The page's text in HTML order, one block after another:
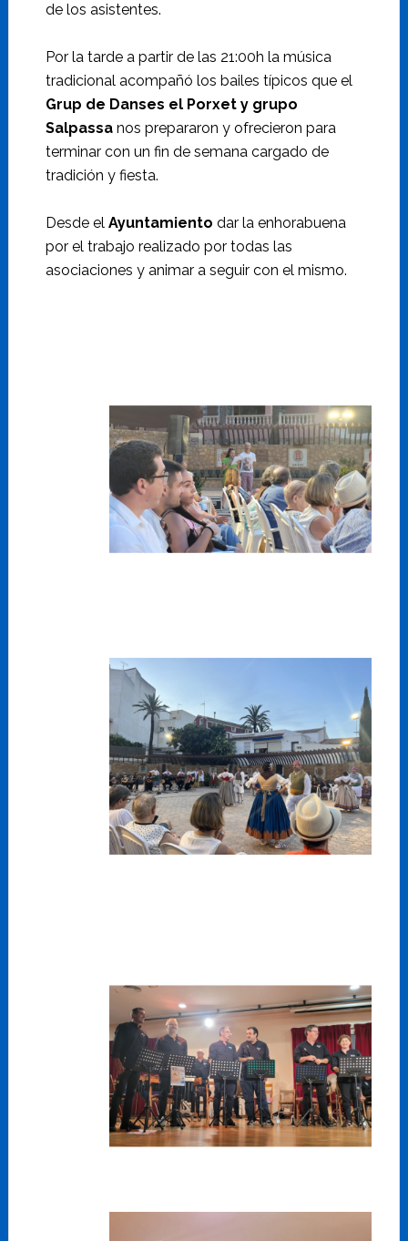
de los asistentes.
Por la tarde a partir de las 21:00h la música
tradicional acompañó los bailes típicos que el
Grup de Danses el Porxet y grupo
Salpassa nos prepararon y ofrecieron para
terminar con un fin de semana cargado de
tradición y fiesta.
Desde el Ayuntamiento dar la enhorabuena
por el trabajo realizado por todas las
asociaciones y animar a seguir con el mismo.